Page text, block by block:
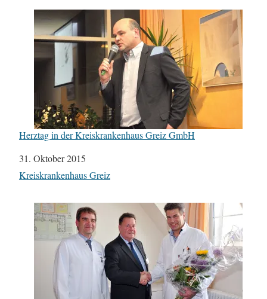
Herztag in der Kreiskrankenhaus Greiz GmbH
Datum
31. Oktober 2015
In Bezug auf
Kreiskrankenhaus Greiz